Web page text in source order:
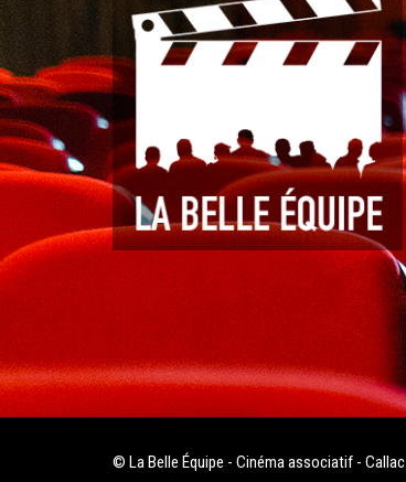
© La Belle Équipe - Cinéma associatif - Callac